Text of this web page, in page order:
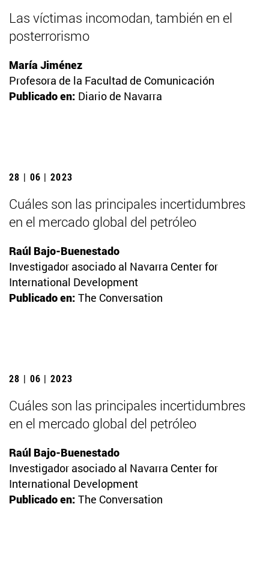
Las víctimas incomodan, también en el
posterrorismo
María Jiménez
Profesora de la Facultad de Comunicación
Publicado en: Diario de Navarra
28 | 06 | 2023
Cuáles son las principales incertidumbres
en el mercado global del petróleo
Raúl Bajo-Buenestado
Investigador asociado al Navarra Center for
International Development
Publicado en: The Conversation
28 | 06 | 2023
Cuáles son las principales incertidumbres
en el mercado global del petróleo
Raúl Bajo-Buenestado
Investigador asociado al Navarra Center for
International Development
Publicado en: The Conversation